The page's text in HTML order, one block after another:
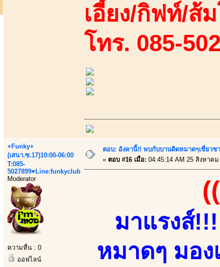
เอี้ยง/กิฟท์/ส้
โทร. 085-
+Funky+
(เสนา.ซ.17)10:00-06:00
T:085-
5027899♥Line:funkyclub
Moderator
ความหื่น : 0
ออฟไลน์
ตอบ: อังคานี้!! พบกับบานดิดหมาดๆเชี่ยวช
« ตอบ #16 เมื่อ: 04:45:14 AM 25 สิงหาคม
มาแรงส์
หมาดๆ มอ